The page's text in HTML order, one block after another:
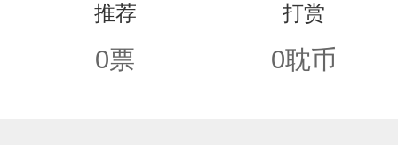
推荐
0票
打赏
0耽币